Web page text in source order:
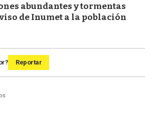
abundantes y tormentas
de Inumet a la población
Reportar